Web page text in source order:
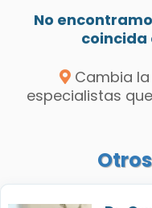
No
coincida
Cambia la
especialistas